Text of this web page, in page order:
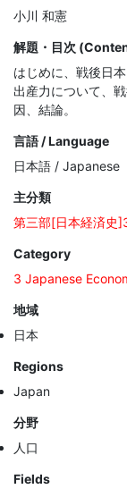
小川 和憲
解題・目次
はじめに、戦後日
出産力について、
因、結論。
言語 / Language
日本語 / Japanese
主分類
第三部[日本経済史
Category
3 Japanese
地域
日本
Regions
Japan
分野
人口
Fields